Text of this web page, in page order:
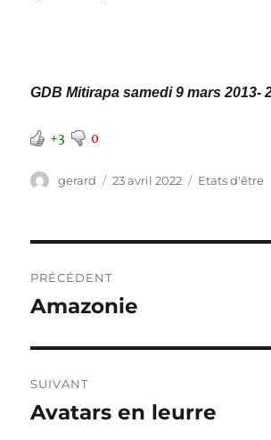
GDB Mitirapa samedi 9 mars 2013-
+3 0
Auteur
gerard
Publié
23 avril 2022 Catégories
Etats d'être
de
PRÉCÉDENT
Publication
Amazonie
SUIVANT
Publication
Avatars en leurre